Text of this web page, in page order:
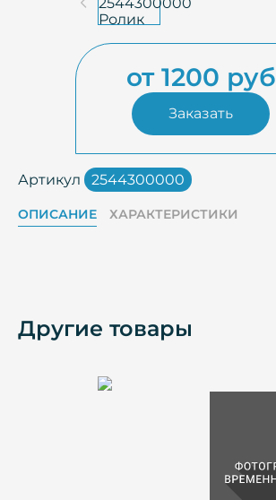
от 1200 руб
Заказать
Артикул 2544300000
ОПИСАНИЕ ХАРАКТЕРИСТИКИ
Другие товары